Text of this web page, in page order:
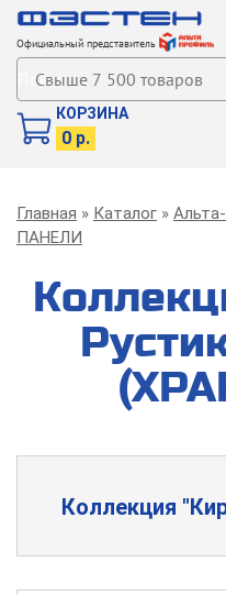
Официальный представитель
Поиск
КОРЗИНА
0 р.
Строка
навигации
Главная Каталог
ПАНЕЛИ
Коллекция